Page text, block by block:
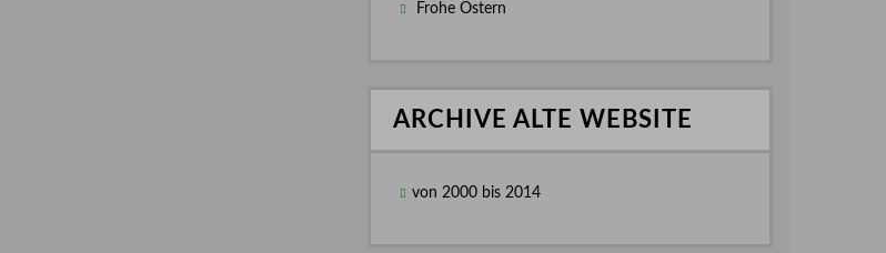
Frohe Ostern
ARCHIVE ALTE WEBSITE
von 2000 bis 2014